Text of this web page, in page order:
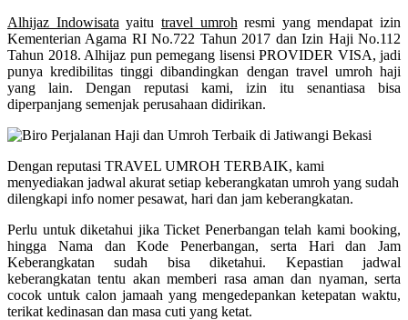
Alhijaz Indowisata yaitu travel umroh resmi yang mendapat izin
Kementerian Agama RI No.722 Tahun 2017 dan Izin Haji No.112
Tahun 2018. Alhijaz pun pemegang lisensi PROVIDER VISA, jadi
punya kredibilitas tinggi dibandingkan dengan travel umroh haji
yang lain. Dengan reputasi kami, izin itu senantiasa bisa
diperpanjang semenjak perusahaan didirikan.
Dengan reputasi TRAVEL UMROH TERBAIK, kami
menyediakan jadwal akurat setiap keberangkatan umroh yang sudah
dilengkapi info nomer pesawat, hari dan jam keberangkatan.
Perlu untuk diketahui jika Ticket Penerbangan telah kami booking,
hingga Nama dan Kode Penerbangan, serta Hari dan Jam
Keberangkatan sudah bisa diketahui. Kepastian jadwal
keberangkatan tentu akan memberi rasa aman dan nyaman, serta
cocok untuk calon jamaah yang mengedepankan ketepatan waktu,
terikat kedinasan dan masa cuti yang ketat.